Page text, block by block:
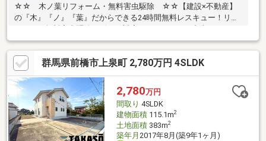
☆☆ 木ノ葉リフォーム・無料害虫駆除 ☆☆【建設×不動産】
の『木』『ノ』『葉』だからできる24時間無料レスキュー！リフ
ォーム・無料害虫駆除サビース対応しております！中古でもアフ
ターサービスがついており、住んでからの安心をずっとお届けし
ます！内覧時に、無料相談・お見積りも物件ごとに作成可能！！
オウチ探しも、リフォームも一緒に相談できます！＼弊社には、
『きつね隊』・『ゴリラ隊』という無料かけつけサービスの仕組
みが、整っています♪／住んでからのお家トラブル、緊急対応も承
っております♪お家のこと、すべて木ノ葉プランニングにお任せく
ださい＾＾
群馬県前橋市上泉町 2,780万円 4SLDK
2,780万円
間取り 4SLDK
建物面積115.1m2
土地面積383m2
築年月 2017年8月(築9年1ヶ月)